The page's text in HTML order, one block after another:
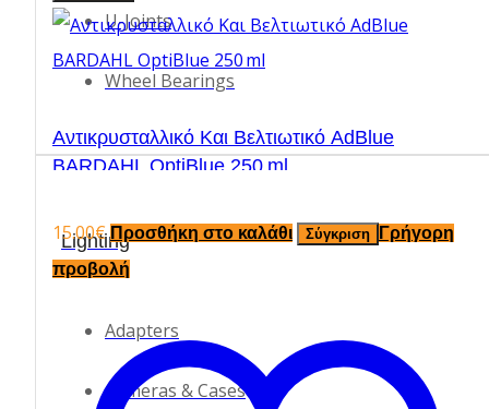
U-Joints
Wheel Bearings
Lighting
Adapters
Cameras & Cases
Αντικρυσταλλικό Και Βελτιωτικό AdBlue
BARDAHL OptiBlue 250 ml
15.00€ Προσθήκη στο καλάθι Σύγκριση
Γρήγορη
προβολή